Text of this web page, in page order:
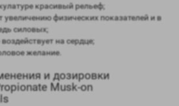
красивый рельеф;
увеличению физических показателей и в
силовых;
на сердце;
желание.
и дозировки
Musk-on